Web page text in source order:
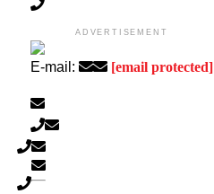
ADVERTISEMENT
E-mail: [email protected]